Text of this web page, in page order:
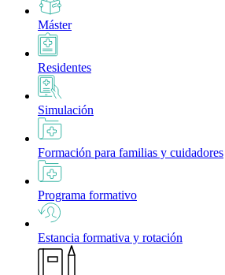
Máster
Residentes
Simulación
Formación para familias y cuidadores
Programa formativo
Estancia formativa y rotación